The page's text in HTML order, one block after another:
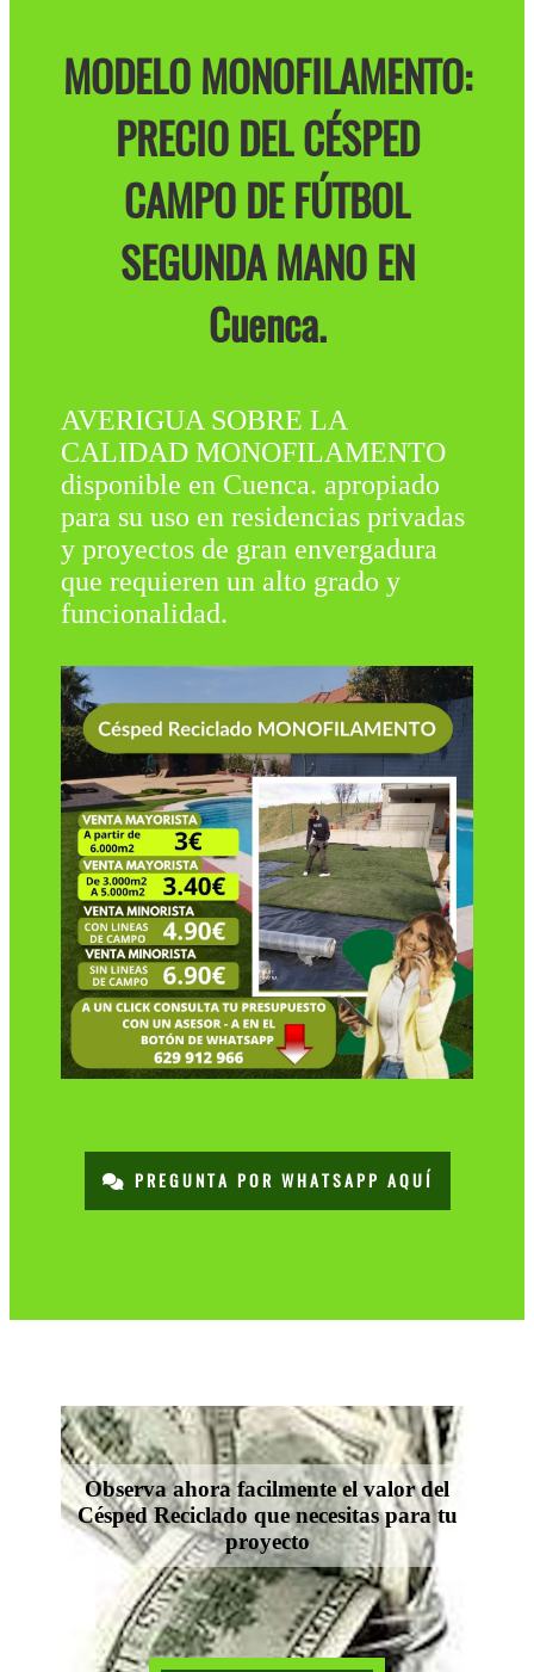
MODELO MONOFILAMENTO:
PRECIO DEL CÉSPED
CAMPO DE FÚTBOL
SEGUNDA MANO EN
Cuenca.
AVERIGUA SOBRE LA
CALIDAD MONOFILAMENTO
disponible en Cuenca. apropiado
para su uso en residencias privadas
y proyectos de gran envergadura
que requieren un alto grado y
funcionalidad.
PREGUNTA POR WHATSAPP AQUÍ
Observa ahora facilmente el valor del
Césped Reciclado que necesitas para tu
proyecto